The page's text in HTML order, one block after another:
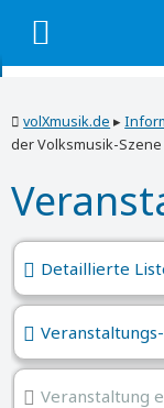
volXmusik.de ▸
der Volksmusik-Szene
Detaillierte
Veranstaltung